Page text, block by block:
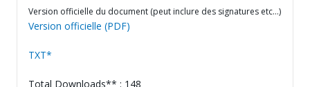
Version officielle du document (peut inclure des signatures etc…)
Version officielle (PDF)
TXT*
Total Downloads** : 148